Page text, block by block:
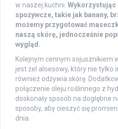
w naszej kuchni. Wykorzystując
spożywcze, takie jak banany,
możemy przygotować
naszą skórę, jednocześnie
wygląd.
Kolejnym cennym sojusznikiem
jest żel aloesowy, który nie tylko
również odżywia skórę.
połączenie oleju roślinnego z
doskonały sposób na dogłębne
sposoby, aby cieszyć się
dnia.